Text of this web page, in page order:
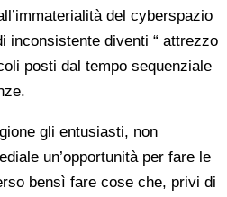
del cyberspazio
inconsistente diventi “ attrezzo
posti dal tempo sequenziale
gli entusiasti, non
un’opportunità per fare le
bensì fare cose che, privi di